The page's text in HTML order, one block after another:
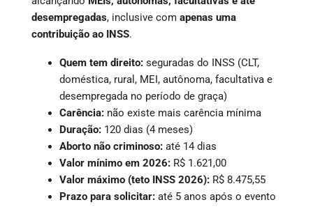
desempregadas, inclusive com apenas uma
contribuição ao INSS.
Quem tem direito: seguradas do INSS (CLT,
doméstica, rural, MEI, autônoma, facultativa e
desempregada no período de graça)
Carência: não existe mais carência mínima
Duração: 120 dias (4 meses)
Aborto não criminoso: até 14 dias
Valor mínimo em 2026: R$ 1.621,00
Valor máximo (teto INSS 2026): R$ 8.475,55
Prazo para solicitar: até 5 anos após o evento